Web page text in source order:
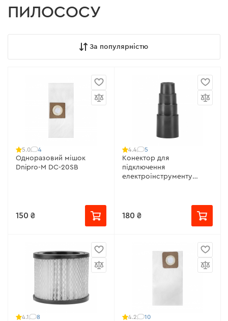
ПИЛОСОСУ
За популярністю
5.0 4
Одноразовий мішок
Dnipro-M DC-20SB
150 ₴
4.4 5
Конектор для
підключення
електроінструменту
180 ₴
4.1 8 4.2 10